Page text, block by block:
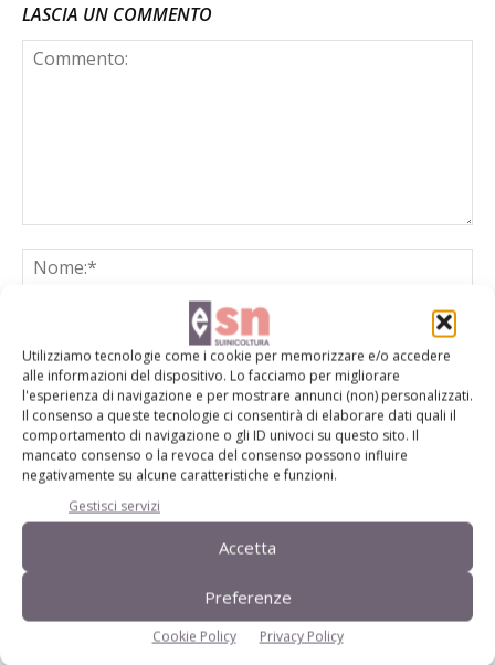
Utilizziamo tecnologie come i cookie per memorizzare e/o accedere
alle informazioni del dispositivo. Lo facciamo per migliorare
l'esperienza di navigazione e per mostrare annunci (non) personalizzati.
Il consenso a queste tecnologie ci consentirà di elaborare dati quali il
comportamento di navigazione o gli ID univoci su questo sito. Il
mancato consenso o la revoca del consenso possono influire
negativamente su alcune caratteristiche e funzioni.
Gestisci servizi
Accetta
Preferenze
Cookie Policy Privacy Policy
LASCIA UN COMMENTO
Salva il mio nome, email e sito web in questo browser per la
prossima volta che commento.
E-magazine